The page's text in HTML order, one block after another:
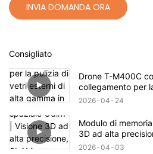
INVIA DOMANDA ORA
Consigliato
Drone T-M400C
collegamento per
alta gamma in
2026 04 24
Modulo di
3D ad alta
autonoma
2026 04 03